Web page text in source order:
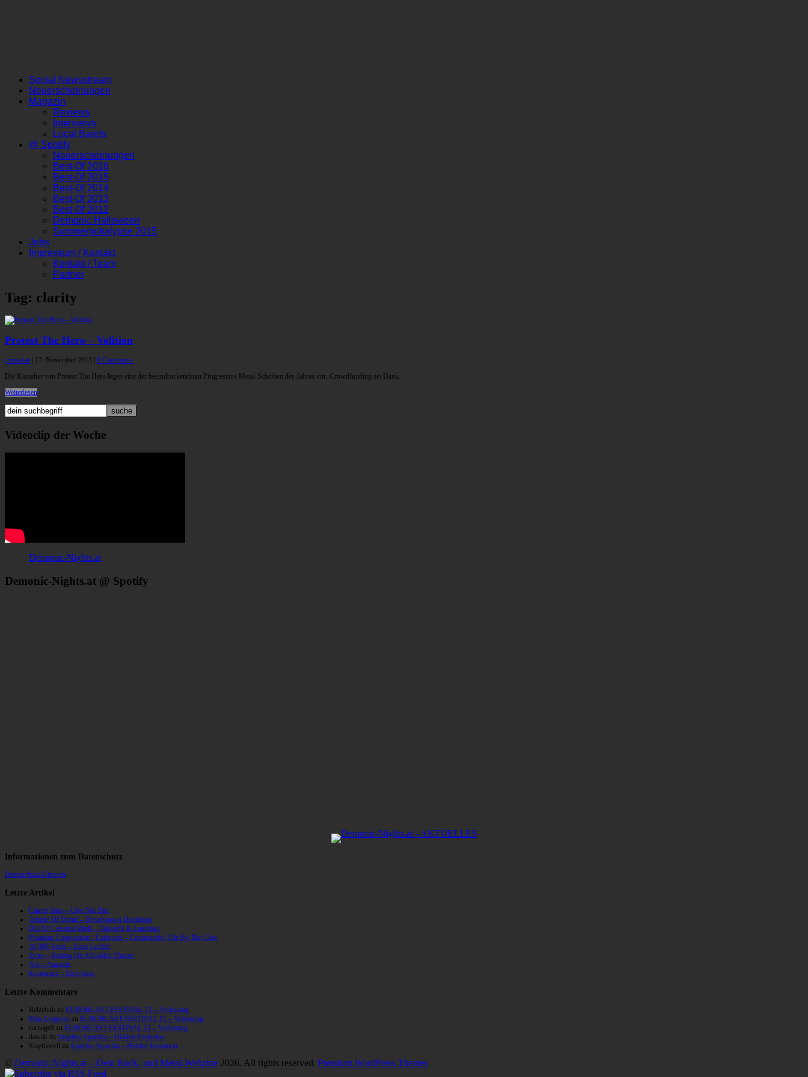
Social Newsstream
Neuerscheinungen
Magazin
Reviews
Interviews
Local Bands
@ Spotify
Neuerscheinungen
Best-Of 2016
Best-Of 2015
Best-Of 2014
Best-Of 2013
Best-Of 2012
Demonic Halloween
Summerpokalypse 2015
Jobs
Impressum / Kontakt
Kontakt / Team
Partner
Tag: clarity
Protest The Hero – Volition
comastar 17. November 2013
0 Comments
Die Kanadier von Protest The Hero legen eine der beeindruckendsten Progressive Metal-Scheiben des Jahres vor, Crowdfunding sei Dank.
Weiterlesen
Videoclip der Woche
Demonic-Nights.at
Demonic-Nights.at @ Spotify
Informationen zum Datenschutz
Datenschutz-Hinweis
Letzte Artikel
Cancer Bats – Give Me Dirt
Temple Of Dread – Dreadspawn Dominion
Din Of Celestial Birds – Takeoffs & Landings
Phantom Corporation / Catbreath – Commando / Die By The Claw
10,000 Years – Esox Lucifer
Zerre – Rotting On A Golden Throne
Allt – Ataraxia
Knumears – Directions
Letzte Kommentare
Belzebub zu EUROBLAST FESTIVAL 11 – Verlosung
Max Gregorio zu EUROBLAST FESTIVAL 11 – Verlosung
carnage9 zu EUROBLAST FESTIVAL 11 – Verlosung
dawak zu Angelus Apatrida – Hidden Evolution
Slaytheevil zu Angelus Apatrida – Hidden Evolution
© Demonic-Nights.at – Dein Rock- und Metal-Webzine 2026. All rights reserved. Premium WordPress Themes